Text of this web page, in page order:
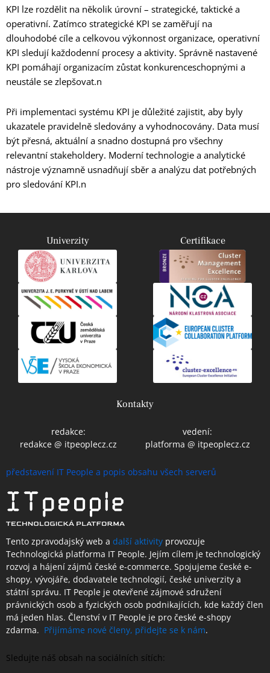
KPI lze rozdělit na několik úrovní – strategické, taktické a
operativní. Zatímco strategické KPI se zaměřují na
dlouhodobé cíle a celkovou výkonnost organizace, operativní
KPI sledují každodenní procesy a aktivity. Správně nastavené
KPI pomáhají organizacím zůstat konkurenceschopnými a
neustále se zlepšovat.n
Při implementaci systému KPI je důležité zajistit, aby byly
ukazatele pravidelně sledovány a vyhodnocovány. Data musí
být přesná, aktuální a snadno dostupná pro všechny
relevantní stakeholdery. Moderní technologie a analytické
nástroje významně usnadňují sběr a analýzu dat potřebných
pro sledování KPI.n
Univerzity Certifikace
Kontakty
redakce:
redakce @ itpeoplecz.cz
vedení:
platforma @ itpeoplecz.cz
představení IT People a popis obsahu všech serverů
Tento zpravodajský web a další aktivity provozuje
Technologická platforma IT People. Jejím cílem je technologický
rozvoj a hájení zájmů české e-commerce. Spojujeme české e-
shopy, vývojáře, dodavatele technologií, české univerzity a
státní správu. IT People je otevřené zájmové sdružení
právnických osob a fyzických osob podnikajících, kde každý člen
má jeden hlas. Členství v IT People je pro české e-shopy
zdarma. Přijímáme nové členy, přidejte se k nám.
Sledujte náš obsah na sociálních sítích: